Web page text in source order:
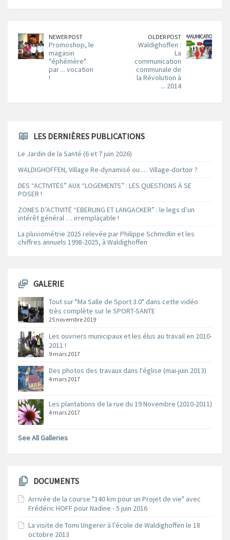
NEWER POST
Promoshop, le
magasin
"éphémère"
par ... vocation
!
OLDER POST
Waldighoffen :
La
communication
communale de
la Révolution à
... 2014
LES DERNIÈRES PUBLICATIONS
Le Jardin de la Santé (6 et 7 juin 2026)
WALDIGHOFFEN, Village Re-dynamisé ou … Village-dortoir ?
DES “ACTIVITÉS” AUX “LOGEMENTS” : LES QUESTIONS À SE
POSER !
ZONES D’ACTIVITÉ “EBERLING ET LANGACKER” : le legs d’un
intérêt général … irremplaçable !
La pluviométrie 2025 relevée par Philippe Schmidlin et les
chiffres annuels 1998-2025, à Waldighoffen
GALERIE
Tout sur "Ma Salle de Sport 3.0" dans cette vidéo
très complète sur le SPORT-SANTE
25 novembre 2019
Les ouvriers municipaux et les élus au travail en 2010-
2011 !
9 mars 2017
Des photos des travaux dans l'église (mai-juin 2013)
4 mars 2017
Les plantations de la rue du 19 Novembre (2010-2011)
4 mars 2017
See All Galleries
DOCUMENTS
Arrivée de la course "140 km pour un Projet de vie" avec
Frédéric HOFF pour Nadine - 5 juin 2016
La visite de Tomi Ungerer à l’école de Waldighoffen le 18
octobre 2013